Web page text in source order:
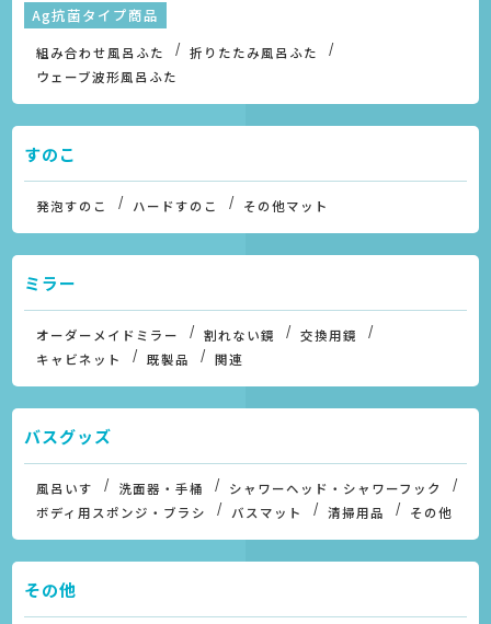
Ag抗菌タイプ商品
組み合わせ風呂ふた
折りたたみ風呂ふた
ウェーブ波形風呂ふた
すのこ
発泡すのこ ハードすのこ その他マット
ミラー
オーダーメイドミラー 割れない鏡
交換用鏡
キャビネット
既製品 関連
バスグッズ
風呂いす 洗面器・手桶
シャワーヘッド・シャワーフック
ボディ用スポンジ・ブラシ
バスマット 清掃用品 その他
その他